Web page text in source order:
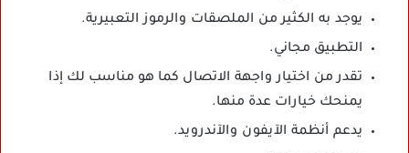
يوجد به الكثير من الملصقات والرموز التعبيرية.
التطبيق مجاني.
تقدر من اختيار واجهة الاتصال كما هو مناسب لك إذا
يمنحك خيارات عدة منها.
يدعم أنظمة الآيفون والآندرويد.